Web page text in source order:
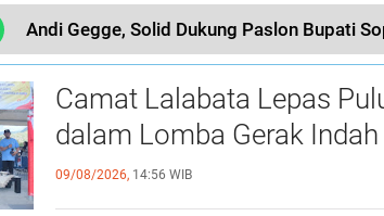
berbeda, pada
(13/11). Di
area berbentuk
segitiga yang
Kedatuan
Andi Tantu Datu
Galibe bersama
Abidin dan
Andi Gegge, Solid Dukung Paslon Bupati
Camat Lalabata Lepas
dalam Lomba Gerak Indah
09/08/2026, 14:56 WIB